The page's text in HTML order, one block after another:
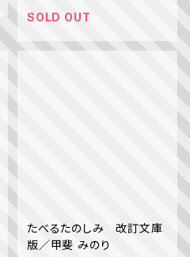
SOLD OUT
たべるたのしみ 改訂文庫
版／甲斐 みのり